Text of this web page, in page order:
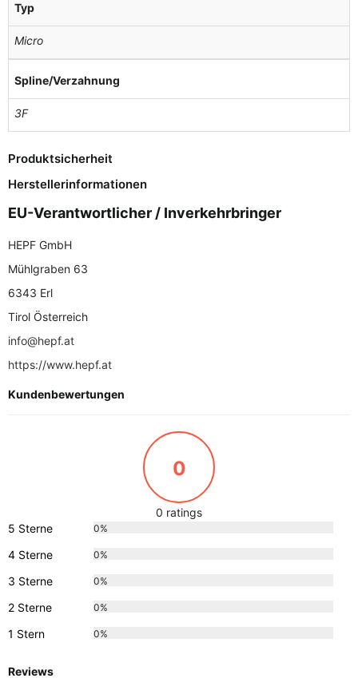
Typ
Micro
Spline/Verzahnung
3F
Produktsicherheit
Herstellerinformationen
EU-Verantwortlicher / Inverkehrbringer
HEPF GmbH
Mühlgraben 63
6343 Erl
Tirol Österreich
info@hepf.at
https://www.hepf.at
Kundenbewertungen
0
0 ratings
5 Sterne
0%
4 Sterne 0%
3 Sterne 0%
2 Sterne 0%
1 Stern 0%
Reviews